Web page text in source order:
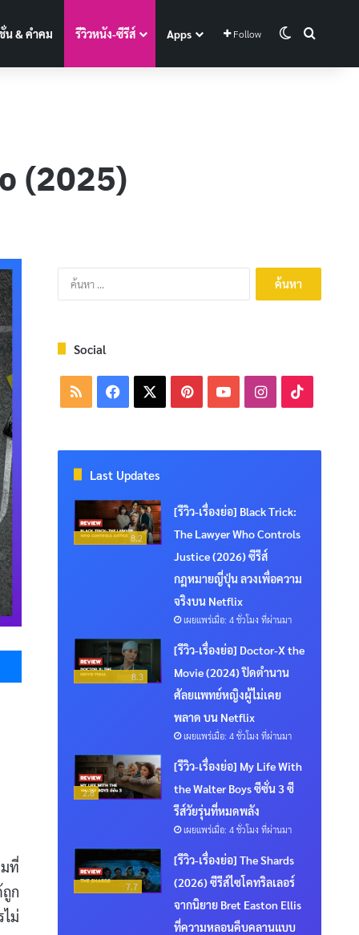
น & คำคม รีวิวหนัง-ซีรีส์ Apps Follow Switch skin
(2025)
Messenger
ที่
ก
ม่
ค้นหา
สำหรับ:
Social
RSS Facebook PinterestYouTubeInstagram
Last Updates
8.2
[รีวิว-เรื่องย่อ] Black Trick:
The Lawyer Who Controls
Justice (2026) ซีรีส์
กฎหมายญี่ปุ่น ลวงเพื่อความ
จริงบน Netflix
เผยแพร่เมื่อ: 4 ชั่วโมง ที่ผ่านมา
8.3
[รีวิว-เรื่องย่อ] Doctor-X the
Movie (2024) ปิดตำนาน
ศัลยแพทย์หญิงผู้ไม่เคย
พลาด บน Netflix
เผยแพร่เมื่อ: 4 ชั่วโมง ที่ผ่านมา
2.8
[รีวิว-เรื่องย่อ] My Life With
the Walter Boys ซีซั่น 3 ซี
รีส์วัยรุ่นที่หมดพลัง
เผยแพร่เมื่อ: 4 ชั่วโมง ที่ผ่านมา
7.7
[รีวิว-เรื่องย่อ] The Shards
(2026) ซีรีส์ไซโคทริลเลอร์
จากนิยาย Bret Easton Ellis
ที่ความหลอนคืบคลานแบบ